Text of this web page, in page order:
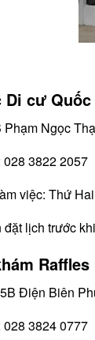
cư
Ngọc
3822 2057
việc: Thứ
đặt lịch trước
Điện Biên
3824 0777